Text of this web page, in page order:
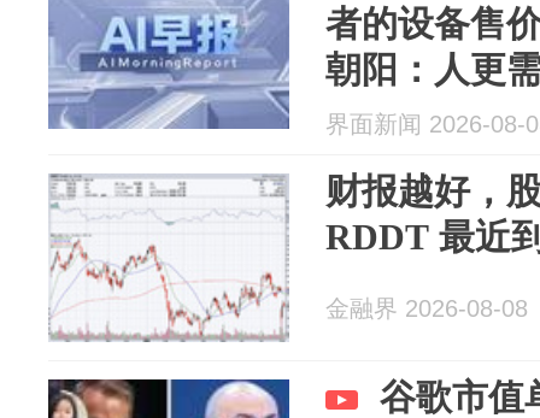
者的设备售
朝阳：人更
内容产生了
界面新闻 2026-08-
财报越好，
RDDT 最近
金融界 2026-08-08
谷歌市值